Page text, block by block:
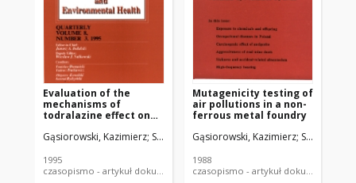
Evaluation of the
mechanisms of
todralazine effect on
benzo(a)pyrene
Gąsiorowski, Kazimierz Szyba, Katarzyna Sawicka, Jolanta
1995
czasopismo - artykuł dokument piśmienniczy
Mutagenicity testing of
air pollutions in a non-
ferrous metal foundry
Gąsiorowski, Kazimierz Szyba,
1988
czasopismo - artykuł